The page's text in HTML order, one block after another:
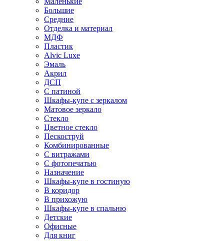
Большие
Средние
Отделка и материал
МДФ
Пластик
Alvic Luxe
Эмаль
Акрил
ДСП
С патиной
Шкафы-купе с зеркалом
Матовое зеркало
Стекло
Цветное стекло
Пескоструй
Комбинированные
С витражами
С фотопечатью
Назначение
Шкафы-купе в гостиную
В коридор
В прихожую
Шкафы-купе в спальню
Детские
Офисные
Для книг